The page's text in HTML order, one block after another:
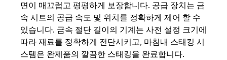
면이 매끄럽고 평평하게 보장합니다. 공급 장치는 금
속 시트의 공급 속도 및 위치를 정확하게 제어 할 수
있습니다. 금속 절단 길이의 기계는 사전 설정 크기에
따라 재료를 정확하게 전단시키고, 마침내 스태킹 시
스템은 완제품의 깔끔한 스태킹을 완료합니다.